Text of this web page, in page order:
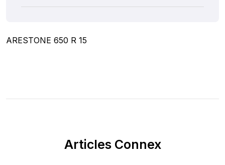
ARESTONE 650 R 15
Articles Connex